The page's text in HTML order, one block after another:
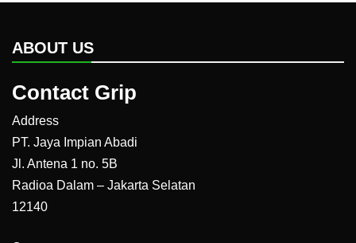
ABOUT US
Contact Grip
Address
PT. Jaya Impian Abadi
Jl. Antena 1 no. 5B
Radioa Dalam – Jakarta Selatan
12140